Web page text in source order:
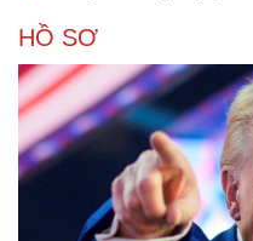
HỒ SƠ